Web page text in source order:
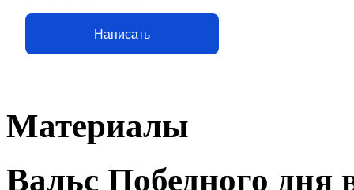
Написать
Материалы
Вальс Победного дня